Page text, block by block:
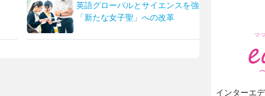
新校長に就任！未来の展望について取材
マ
インターエ